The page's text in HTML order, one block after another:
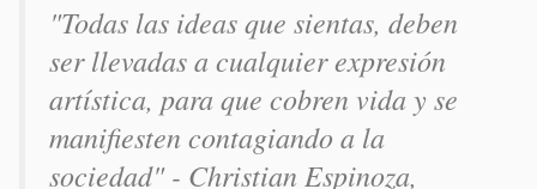
"Todas las ideas que sientas, deben
ser llevadas a cualquier expresión
artística, para que cobren vida y se
manifiesten contagiando a la
sociedad" - Christian Espinoza,